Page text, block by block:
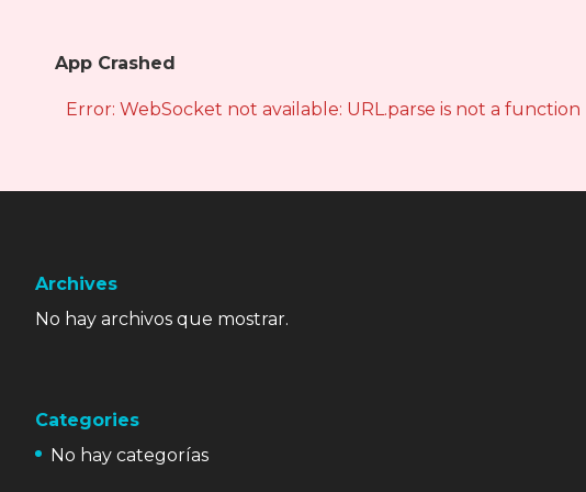
App Crashed
Error: WebSocket not available: URL.parse is not a function
Archives
No hay archivos que mostrar.
Categories
No hay categorías